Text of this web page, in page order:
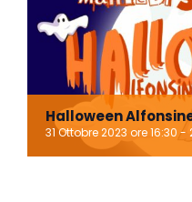
Halloween
31 Ottobre 2023 ore 16:30 -